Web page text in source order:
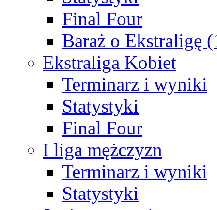
Final Four
Baraż o Ekstraligę
Ekstraliga Kobiet
Terminarz i wyniki
Statystyki
Final Four
I liga mężczyzn
Terminarz i wyniki
Statystyki